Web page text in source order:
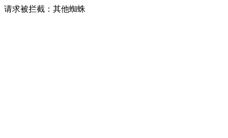
请求被拦截：其他蜘蛛